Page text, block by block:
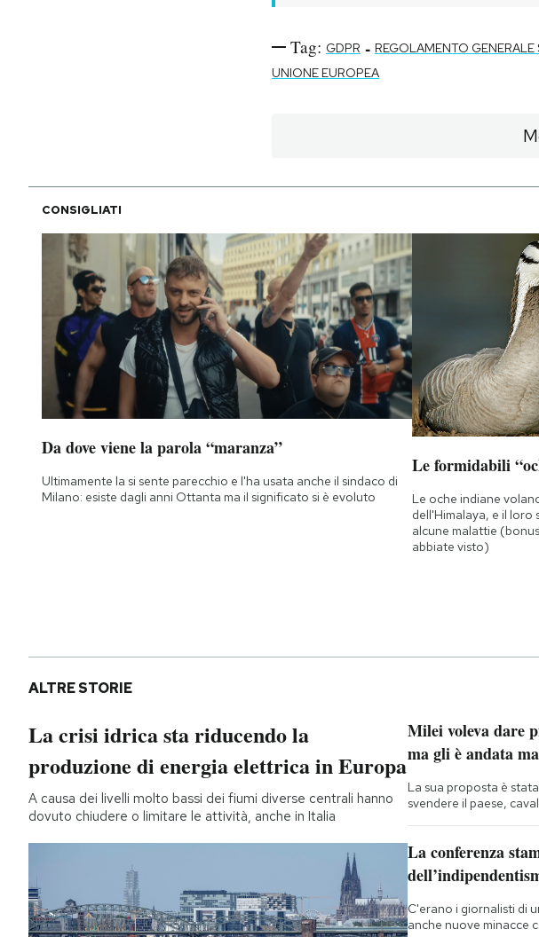
Tag: GDPR - REGOLAMENTO
UNIONE EUROPEA
CONSIGLIATI
Da dove viene la parola “maranza”
Ultimamente la si sente parecchio e l'ha usata anche il sindaco di
Milano: esiste dagli anni Ottanta ma il significato si è evoluto
Le formidabili
Le oche indiane
dell'Himalaya, e il
alcune malattie
abbiate visto)
ALTRE STORIE
La crisi idrica sta riducendo la
produzione di energia elettrica in Europa
A causa dei livelli molto bassi dei fiumi diverse centrali hanno
dovuto chiudere o limitare le attività, anche in Italia
Milei voleva dare
ma gli è andata
La sua proposta è
svendere il paese,
La conferenza
C'erano i giornalisti di
anche nuove minacce